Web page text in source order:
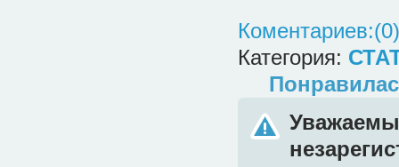
Коментариев:(0)
Категория: